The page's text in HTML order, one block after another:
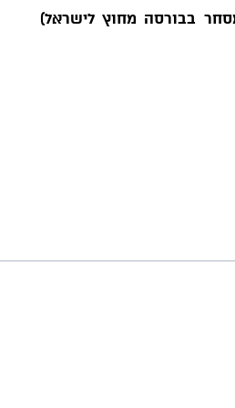
בבורסה מחוץ לישראל)